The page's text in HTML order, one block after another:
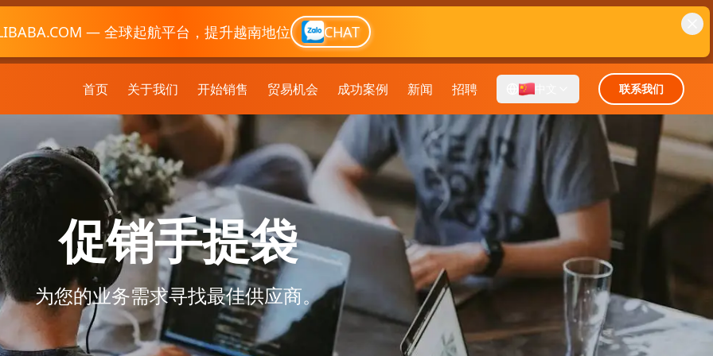
— 全球起航平台，提升越南地位 CHAT
首页 关于我们 开始销售 贸易机会 成功案例 新闻 招聘 联系我们
促销手提袋
为您的业务需求寻找最佳供应商。